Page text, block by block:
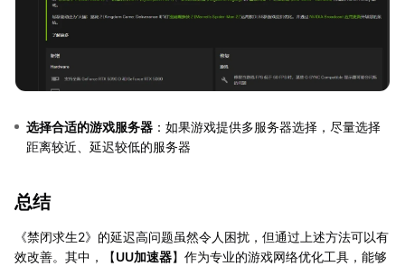
选择合适的游戏服务器 ：如果游戏提供多服务器选择，尽量选择
距离较近、延迟较低的服务器
总结
《禁闭求生2》的延迟高问题虽然令人困扰，但通过上述方法可以有
效改善。其中，【UU加速器】作为专业的游戏网络优化工具，能够